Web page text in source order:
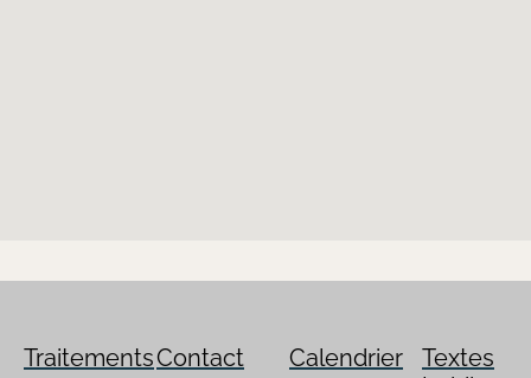
TraitementsContact Calendrier
Textes